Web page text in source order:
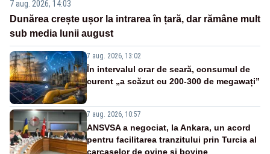
7 aug. 2026, 14:03
Dunărea crește ușor la intrarea în țară, dar rămâne mult
sub media lunii august
7 aug. 2026, 13:02
În intervalul orar de seară, consumul de
curent „a scăzut cu 200-300 de megawați”
7 aug. 2026, 10:57
ANSVSA a negociat, la Ankara, un acord
pentru facilitarea tranzitului prin Turcia al
carcaselor de ovine și bovine